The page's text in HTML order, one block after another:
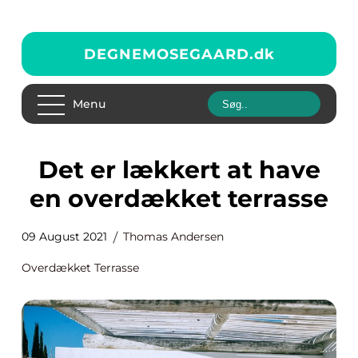
DEGNEMOSEGAARD.dk
Menu
Det er lækkert at have
en overdækket terrasse
09 August 2021 Thomas Andersen
Overdækket Terrasse